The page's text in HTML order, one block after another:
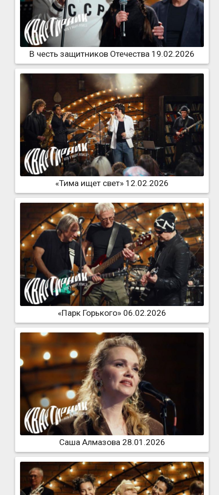
В честь защитников Отечества 19.02.2026
«Тима ищет свет» 12.02.2026
«Парк Горького» 06.02.2026
Саша Алмазова 28.01.2026